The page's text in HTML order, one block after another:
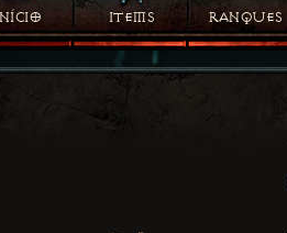
ITEMS RANQUES